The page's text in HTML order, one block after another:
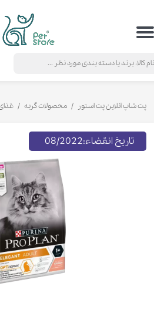
حساب کاربری من
خروج از حساب کاربری
پت شاپ آنلاین پت استور محصولات گربه
تاریخ انقضاء:08/2022